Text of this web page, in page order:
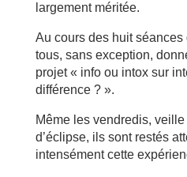
largement méritée.
Au cours des huit
tous, sans exception,
projet « info ou intox sur
différence ? ».
Même les vendredis,
d’éclipse, ils sont restés
intensément cette